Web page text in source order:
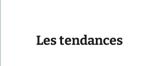
Les tendances